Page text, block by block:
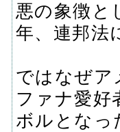
悪の象徴と
年、連邦法
ではなぜア
ファナ愛
ボルとなっ